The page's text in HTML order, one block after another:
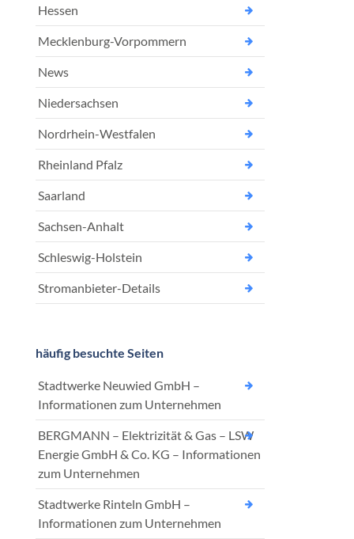
Hessen
Mecklenburg-Vorpommern
News
Niedersachsen
Nordrhein-Westfalen
Rheinland Pfalz
Saarland
Sachsen-Anhalt
Schleswig-Holstein
Stromanbieter-Details
häufig besuchte Seiten
Stadtwerke Neuwied GmbH –
Informationen zum Unternehmen
BERGMANN – Elektrizität & Gas – LSW
Energie GmbH & Co. KG – Informationen
zum Unternehmen
Stadtwerke Rinteln GmbH –
Informationen zum Unternehmen